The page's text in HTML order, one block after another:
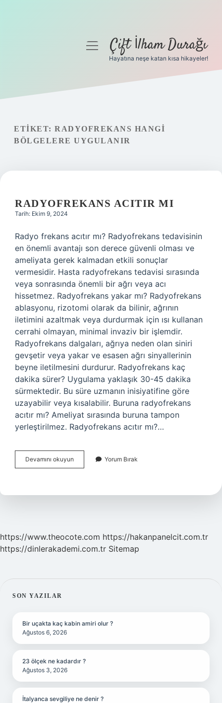
Gizlilik Politikası
Hakkımızda
menüyüÇift İlham Durağı
Hayatına neşe katan kısa hikayeler!
ETIKET: RADYOFREKANS HANGI
BÖLGELERE UYGULANIR
RADYOFREKANS ACITIR MI
Tarih: Ekim 9, 2024
Radyo frekans acıtır mı? Radyofrekans tedavisinin
en önemli avantajı son derece güvenli olması ve
ameliyata gerek kalmadan etkili sonuçlar
vermesidir. Hasta radyofrekans tedavisi sırasında
veya sonrasında önemli bir ağrı veya acı
hissetmez. Radyofrekans yakar mı? Radyofrekans
ablasyonu, rizotomi olarak da bilinir, ağrının
iletimini azaltmak veya durdurmak için ısı kullanan
cerrahi olmayan, minimal invaziv bir işlemdir.
Radyofrekans dalgaları, ağrıya neden olan siniri
gevşetir veya yakar ve esasen ağrı sinyallerinin
beyne iletilmesini durdurur. Radyofrekans kaç
dakika sürer? Uygulama yaklaşık 30-45 dakika
sürmektedir. Bu süre uzmanın inisiyatifine göre
uzayabilir veya kısalabilir. Buruna radyofrekans
acıtır mı? Ameliyat sırasında buruna tampon
yerleştirilmez. Radyofrekans acıtır mı?…
Devamını okuyun Radyofrekans
Acıtır
Yorum Bırak
https://www.theocote.com https://hakanpanelcit.com.tr
https://dinlerakademi.com.tr Sitemap
SIDEBAR
SON YAZILAR
Bir uçakta kaç kabin amiri olur ?
Ağustos 6, 2026
23 ölçek ne kadardır ?
Ağustos 3, 2026
İtalyanca sevgiliye ne denir ?